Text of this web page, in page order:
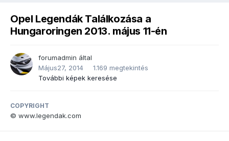
Opel Legendák Találkozása a
Hungaroringen 2013. május 11-én
forumadmin által
Május27, 2014
1.169 megtekintés
További képek keresése
COPYRIGHT
© www.legendak.com